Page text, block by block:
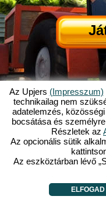
Mi is
Itt olvashatod ennek a
ÁSZF|Impresszum|
Támogatás|My Free
Böngészős
Az Upjers (Impresszum)
technikailag nem
adatelemzés,
bocsátása és
Részletek az
Az opcionális sütik
Az eszköztárban lévő
ELFOGAD